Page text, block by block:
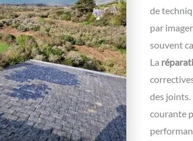
de
par
souvent
La
des
courante